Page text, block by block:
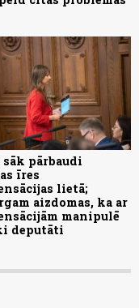
sāk pārbaudi
īres
lietā;
aizdomas, ka ar
manipulē
deputāti